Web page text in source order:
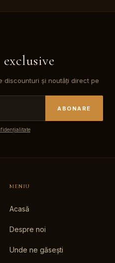
discounturi și noutăți direct pe
ABONARE
MENIU
Acasă
Despre noi
Unde ne găsești